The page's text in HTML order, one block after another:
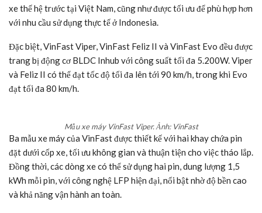
xe thế hệ trước tại Việt Nam, cũng như được tối ưu để phù hợp hơn
với nhu cầu sử dụng thực tế ở Indonesia.
Đặc biệt, VinFast Viper, VinFast Feliz II và VinFast Evo đều được
trang bị động cơ BLDC Inhub với công suất tối đa 5.200W. Viper
và Feliz II có thể đạt tốc độ tối đa lên tới 90 km/h, trong khi Evo
đạt tối đa 80 km/h.
Mẫu xe máy VinFast Viper. Ảnh: VinFast
Ba mẫu xe máy của VinFast được thiết kế với hai khay chứa pin
đặt dưới cốp xe, tối ưu không gian và thuận tiện cho việc tháo lắp.
Đồng thời, các dòng xe có thể sử dụng hai pin, dung lượng 1,5
kWh mỗi pin, với công nghệ LFP hiện đại, nổi bật nhờ độ bền cao
và khả năng vận hành an toàn.